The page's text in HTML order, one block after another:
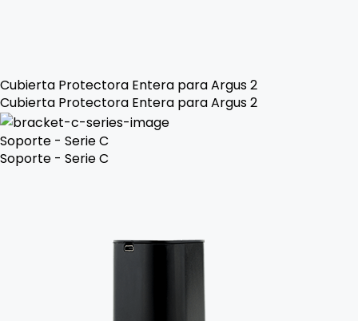
Cubierta Protectora Entera para Argus 2
Cubierta Protectora Entera para Argus 2
Soporte - Serie C
Soporte - Serie C